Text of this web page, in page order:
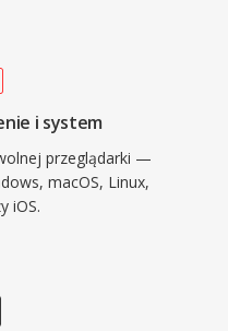
i system
przeglądarki —
macOS, Linux,
iOS.